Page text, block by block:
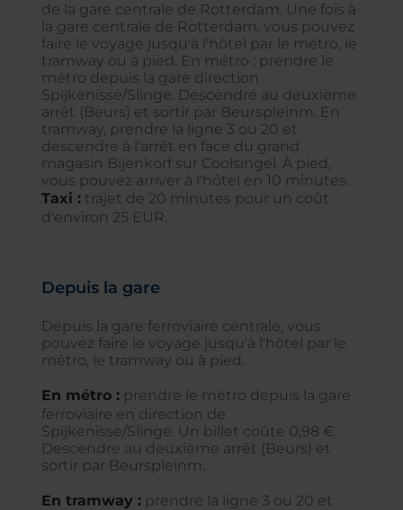
de la gare centrale de Rotterdam. Une fois à
la gare centrale de Rotterdam, vous pouvez
faire le voyage jusqu'à l'hôtel par le métro, le
tramway ou à pied. En métro : prendre le
métro depuis la gare direction
Spijkenisse/Slinge. Descendre au deuxième
arrêt (Beurs) et sortir par Beurspleinm. En
tramway, prendre la ligne 3 ou 20 et
descendre à l'arrêt en face du grand
magasin Bijenkorf sur Coolsingel. À pied,
vous pouvez arriver à l'hôtel en 10 minutes.
Taxi : trajet de 20 minutes pour un coût
d'environ 25 EUR.
Depuis la gare
Depuis la gare ferroviaire centrale, vous
pouvez faire le voyage jusqu'à l'hôtel par le
métro, le tramway ou à pied.
En métro : prendre le métro depuis la gare
ferroviaire en direction de
Spijkenisse/Slinge. Un billet coûte 0,98 €.
Descendre au deuxième arrêt (Beurs) et
sortir par Beurspleinm.
En tramway : prendre la ligne 3 ou 20 et